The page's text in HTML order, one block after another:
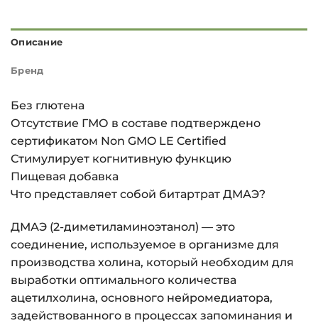
Описание
Бренд
Без глютена
Отсутствие ГМО в составе подтверждено
сертификатом Non GMO LE Certified
Стимулирует когнитивную функцию
Пищевая добавка
Что представляет собой битартрат ДМАЭ?
ДМАЭ (2-диметиламиноэтанол) — это
соединение, используемое в организме для
производства холина, который необходим для
выработки оптимального количества
ацетилхолина, основного нейромедиатора,
задействованного в процессах запоминания и